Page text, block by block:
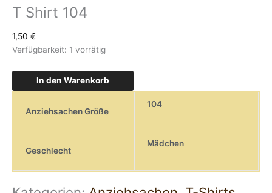
T Shirt 104
1,50 €
Verfügbarkeit: 1 vorrätig
In den Warenkorb
Anziehsachen Größe
104
Geschlecht
Mädchen